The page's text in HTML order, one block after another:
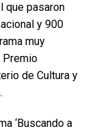
que pasaron
y 900
muy
Premio
de Cultura y
‘Buscando a